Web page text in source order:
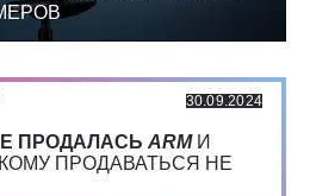
30.09.2024
ПРОДАЛАСЬ ARMИ
ПРОДАВАТЬСЯ НЕ